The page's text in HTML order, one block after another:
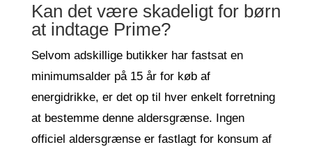
Kan det være skadeligt for børn
at indtage Prime?
Selvom adskillige butikker har fastsat en
minimumsalder på 15 år for køb af
energidrikke, er det op til hver enkelt forretning
at bestemme denne aldersgrænse. Ingen
officiel aldersgrænse er fastlagt for konsum af